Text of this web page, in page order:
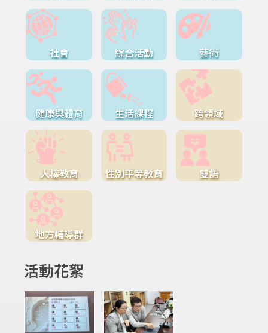
社會 綜合活動 藝術
健康與體育 生活課程 跨領域
人權教育 性別平等教育 雙語
地方輔導群
活動花絮